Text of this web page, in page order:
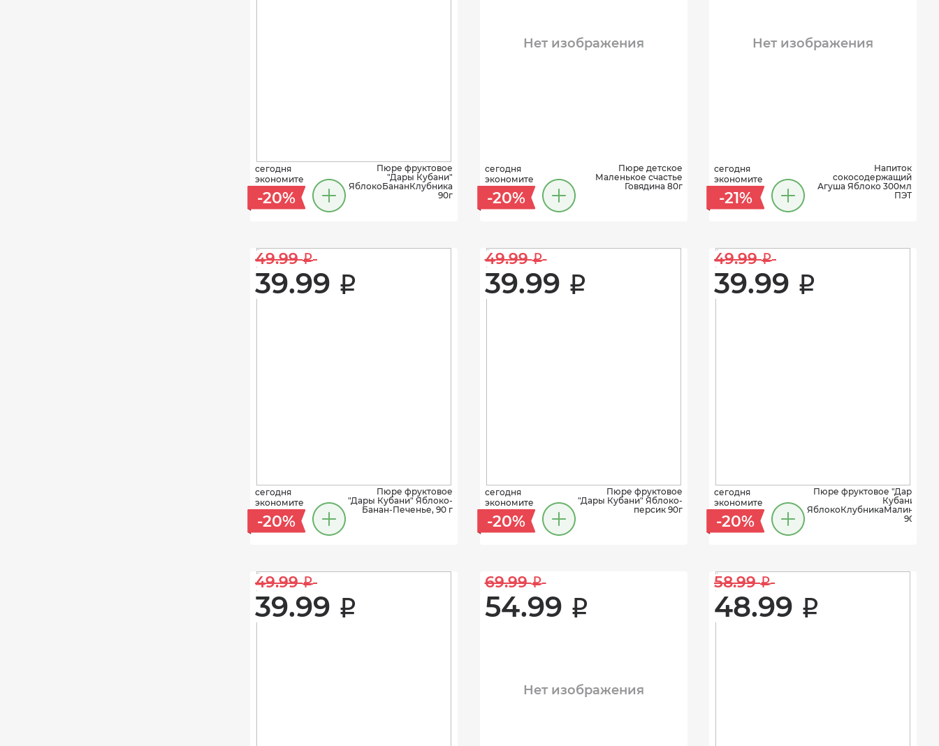
сегодня
экономите
-20%
Пюре фруктовое
"Дары Кубани"
ЯблокоБананКлубника
90г
Нет изображения
сегодня
экономите
-20%
Пюре детское
Маленькое счастье
Говядина 80г
Нет изображения
сегодня
экономите
-21%
Напиток
cокосодержащий
Агуша Яблоко 300мл
ПЭТ
49.99 i
39.99 i
сегодня
экономите
-20%
Пюре фруктовое
"Дары Кубани" Яблоко-
Банан-Печенье, 90 г
49.99 i
39.99 i
сегодня
экономите
-20%
Пюре фруктовое
"Дары Кубани" Яблоко-
персик 90г
49.99 i
39.99 i
сегодня
экономите
-20%
Пюре фруктовое "Дары
Кубани"
ЯблокоКлубникаМалина
90г
49.99 i
39.99 i
69.99 i
54.99 i
Нет изображения
58.99 i
48.99 i